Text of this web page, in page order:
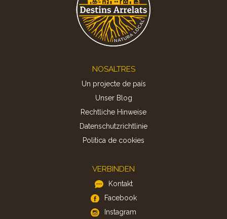
NOSALTRES
Un projecte de país
Unser Blog
Rechtliche Hinweise
Datenschutzrichtlinie
Politica de cookies
VERBINDEN
Kontakt
Facebook
Instagram